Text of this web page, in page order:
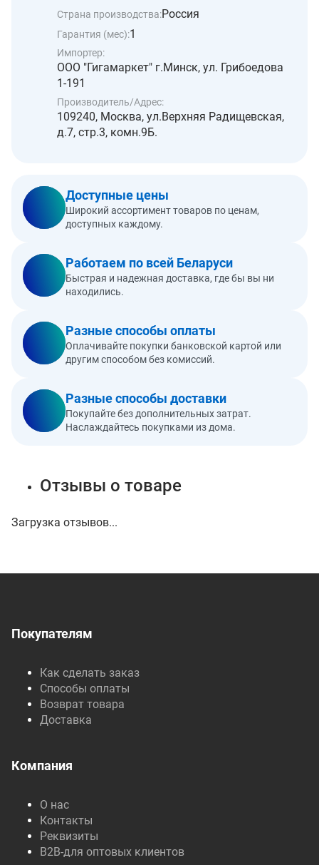
Страна производства:Россия
Гарантия (мес):1
Импортер:
ООО "Гигамаркет" г.Минск, ул. Грибоедова
1-191
Производитель/Адрес:
109240, Москва, ул.Верхняя Радищевская,
д.7, стр.3, комн.9Б.
Доступные цены
Широкий ассортимент товаров по ценам,
доступных каждому.
Работаем по всей Беларуси
Быстрая и надежная доставка, где бы вы ни
находились.
Разные способы оплаты
Оплачивайте покупки банковской картой или
другим способом без комиссий.
Разные способы доставки
Покупайте без дополнительных затрат.
Наслаждайтесь покупками из дома.
Отзывы о товаре
Загрузка отзывов...
Покупателям
Как сделать заказ
Способы оплаты
Возврат товара
Доставка
Компания
О нас
Контакты
Реквизиты
B2B-для оптовых клиентов